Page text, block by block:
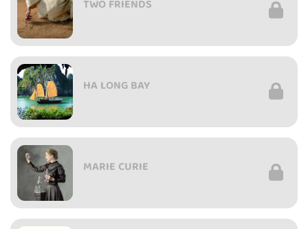
TWO FRIENDS
HA LONG BAY
MARIE CURIE